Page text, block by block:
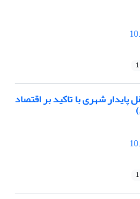
شهری با تاکید بر اقتصاد